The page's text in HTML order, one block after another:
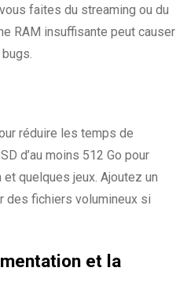
faites du streaming ou du
RAM insuffisante peut causer
réduire les temps de
d’au moins 512 Go pour
quelques jeux. Ajoutez un
des fichiers volumineux si
et la